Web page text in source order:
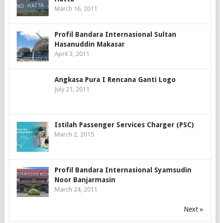
March 16, 2011
Profil Bandara Internasional Sultan
Hasanuddin Makasar
April 3, 2011
Angkasa Pura I Rencana Ganti Logo
July 21, 2011
Istilah Passenger Services Charger (PSC)
March 2, 2015
Profil Bandara Internasional Syamsudin
Noor Banjarmasin
March 24, 2011
Next »